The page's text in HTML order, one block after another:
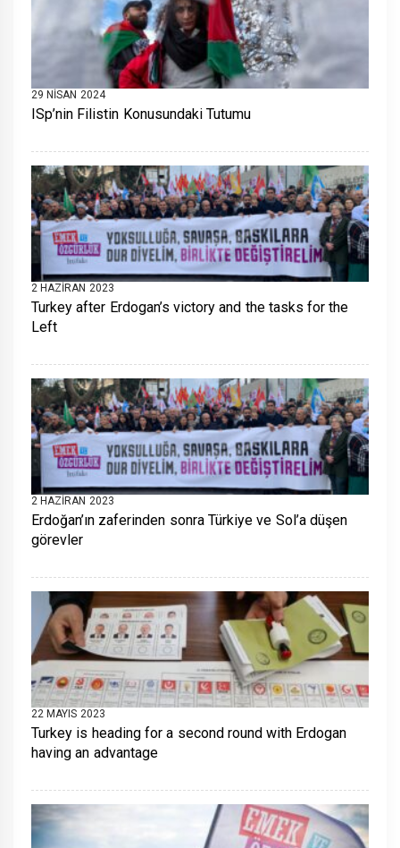
29 NISAN 2024
ISp’nin Filistin Konusundaki Tutumu
2 HAZIRAN 2023
Turkey after Erdogan’s victory and the tasks for the
Left
2 HAZIRAN 2023
Erdoğan’ın zaferinden sonra Türkiye ve Sol’a düşen
görevler
22 MAYIS 2023
Turkey is heading for a second round with Erdogan
having an advantage